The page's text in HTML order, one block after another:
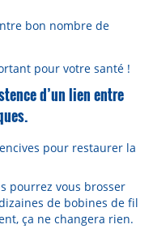
bon nombre de
pour votre santé !
d’un lien entre
pour restaurer la
pourrez vous brosser
de bobines de fil
ça ne changera rien.